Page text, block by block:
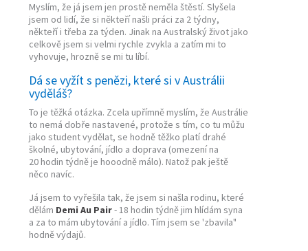
Myslím, že já jsem jen prostě neměla štěstí. Slyšela
jsem od lidí, že si někteří našli práci za 2 týdny,
někteří i třeba za týden. Jinak na Australský život jako
celkově jsem si velmi rychle zvykla a zatím mi to
vyhovuje, hrozně se mi tu líbí.
Dá se vyžít s penězi, které si v Austrálii
vyděláš?
To je těžká otázka. Zcela upřímně myslím, že Austrálie
to nemá dobře nastavené, protože s tím, co tu můžu
jako student vydělat, se hodně těžko platí drahé
školné, ubytování, jídlo a doprava (omezení na
20 hodin týdně je hooodně málo). Natož pak ještě
něco navíc.
Já jsem to vyřešila tak, že jsem si našla rodinu, které
dělám Demi Au Pair- 18 hodin týdně jim hlídám syna
a za to mám ubytování a jídlo. Tím jsem se 'zbavila"
hodně výdajů.